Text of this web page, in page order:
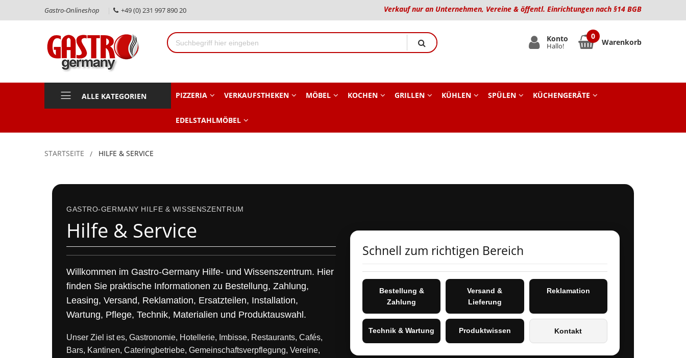
Gastro-Onlineshop +49 (0) 231 997 890 20 Verkauf nur an Unternehmen, Vereine & öffentl. Einrichtungen nach §14 BGB
Konto
Hallo! Warenkorb
ALLE KATEGORIEN PIZZERIA VERKAUFSTHEKEN MÖBEL KOCHEN GRILLEN KÜHLEN SPÜLEN KÜCHENGERÄTE
EDELSTAHLMÖBEL
STARTSEITE HILFE & SERVICE
GASTRO-GERMANY HILFE & WISSENSZENTRUM
Hilfe & Service
Willkommen im Gastro-Germany Hilfe- und Wissenszentrum. Hier
finden Sie praktische Informationen zu Bestellung, Zahlung,
Leasing, Versand, Reklamation, Ersatzteilen, Installation,
Wartung, Pflege, Technik, Materialien und Produktauswahl.
Unser Ziel ist es, Gastronomie, Hotellerie, Imbisse, Restaurants, Cafés,
Bars, Kantinen, Cateringbetriebe, Gemeinschaftsverpflegung, Vereine,
Schnell zum richtigen Bereich
Bestellung &
Zahlung
Versand &
Lieferung
Reklamation
Technik & Wartung Produktwissen Kontakt